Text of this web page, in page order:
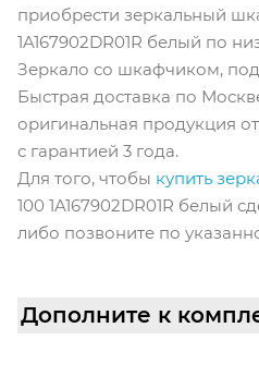
приобрести зеркальный
1A167902DR01R белый по
Зеркало со шкафчиком,
Быстрая доставка по
оригинальная продукция
с гарантией 3 года.
Для того, чтобы купить
100 1A167902DR01R белый
либо позвоните по
Дополните к